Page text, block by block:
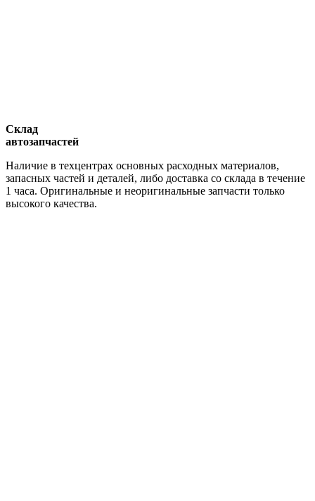
Склад
автозапчастей
Наличие в техцентрах основных расходных материалов,
запасных частей и деталей, либо доставка со склада в течение
1 часа. Оригинальные и неоригинальные запчасти только
высокого качества.